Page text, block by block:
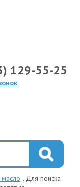
129-55-25
. Для поиска